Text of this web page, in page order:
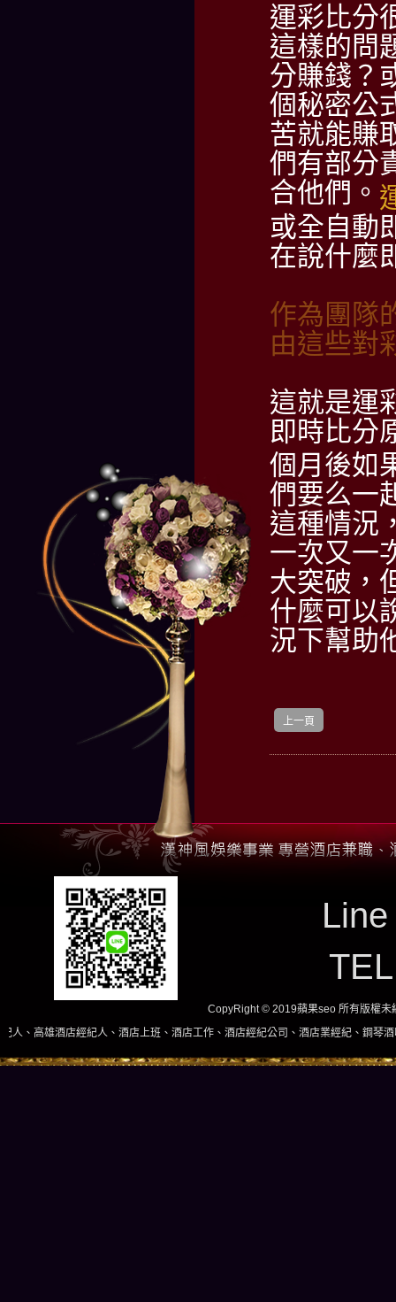
運彩比分
這樣的問
分賺錢？
個秘密公
苦就能賺
們有部分
合他們。
或全自動
在說什麼
作為團隊
由這些對
這就是運
即時比分
個月後如
們要么一
這種情況
一次又一
大突破，
什麼可以
況下幫助
上一頁
CopyRight © 2019蘋果seo 所有版權未
店經紀人、酒店上班、酒店工作、酒店經紀公司、酒店業經紀、鋼琴酒吧、